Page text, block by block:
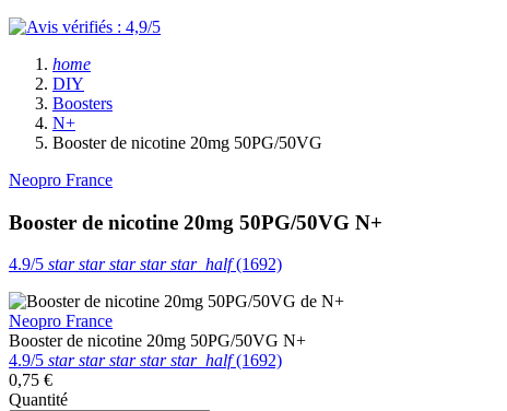
home
DIY
Boosters
N+
Booster de nicotine 20mg 50PG/50VG
Neopro France
Booster de nicotine 20mg 50PG/50VG N+
4.9/5 starstarstarstarstar_half(1692)
Neopro France
Booster de nicotine 20mg 50PG/50VG N+
4.9/5 starstarstarstarstar_half(1692)
0,75 €
Quantité